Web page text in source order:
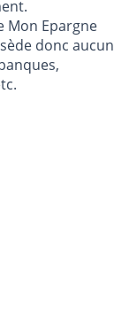
Mon Epargne
donc aucun